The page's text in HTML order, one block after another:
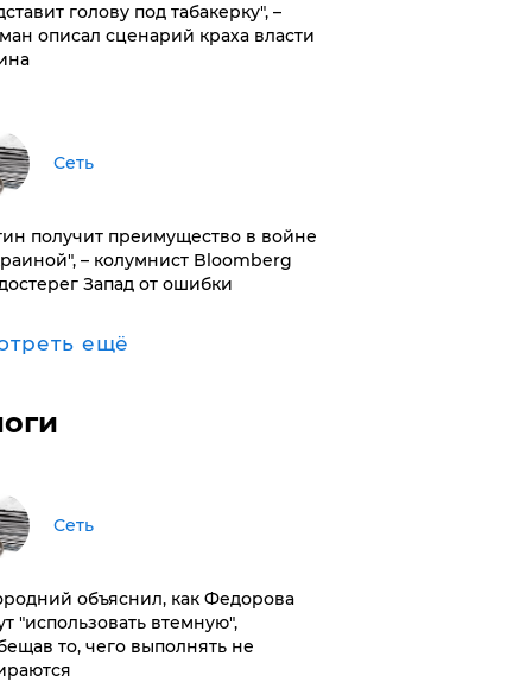
голову под табакерку", –
описал сценарий краха власти
Сеть
получит преимущество в войне
– колумнист Bloomberg
Запад от ошибки
ещё
Сеть
объяснил, как Федорова
"использовать втемную",
то, чего выполнять не